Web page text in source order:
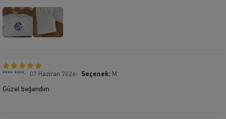
**** **** 07 Haziran 2026 Seçenek: M
Güzel beğendim